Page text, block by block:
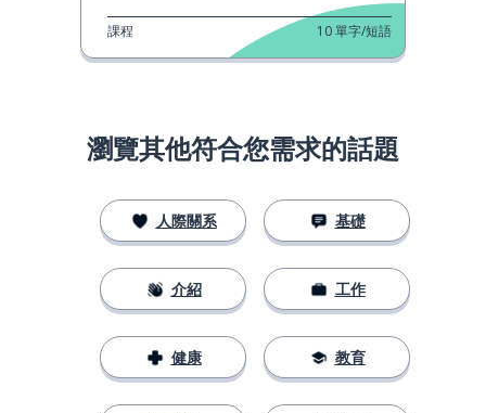
課程 10單字/短語
瀏覽其他符合您需求的話題
人際關系
介紹
健康
基礎
工作
教育